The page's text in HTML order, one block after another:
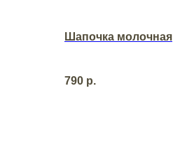
Шапочка молочная
790 р.